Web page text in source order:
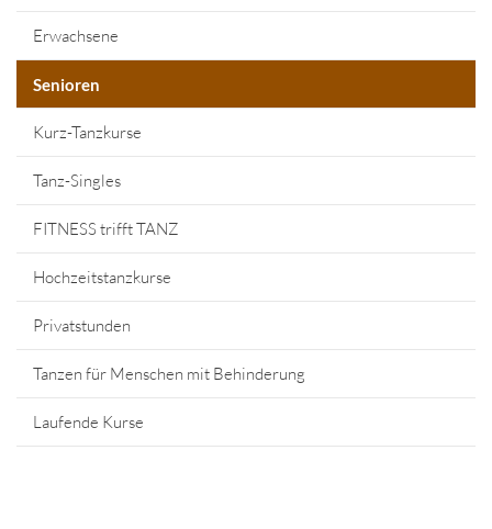
Erwachsene
Senioren
Kurz-Tanzkurse
Tanz-Singles
FITNESS trifft TANZ
Hochzeitstanzkurse
Privatstunden
Tanzen für Menschen mit Behinderung
Laufende Kurse